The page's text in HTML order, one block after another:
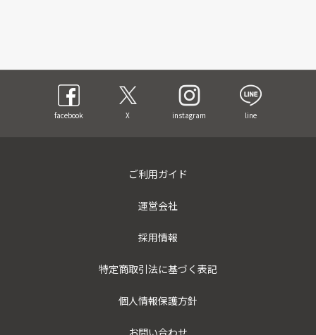
facebook X instagram line
ご利用ガイド
運営会社
採用情報
特定商取引法に基づく表記
個人情報保護方針
お問い合わせ